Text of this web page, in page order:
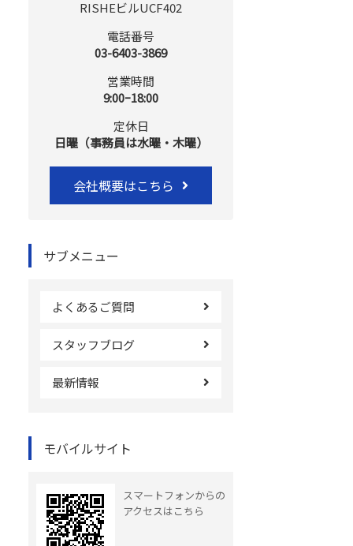
RISHEビルUCF402
電話番号
03-6403-3869
営業時間
9:00ｰ18:00
定休日
日曜（事務員は水曜・木曜）
会社概要はこちら
サブメニュー
よくあるご質問
スタッフブログ
最新情報
モバイルサイト
スマートフォンからの
アクセスはこちら